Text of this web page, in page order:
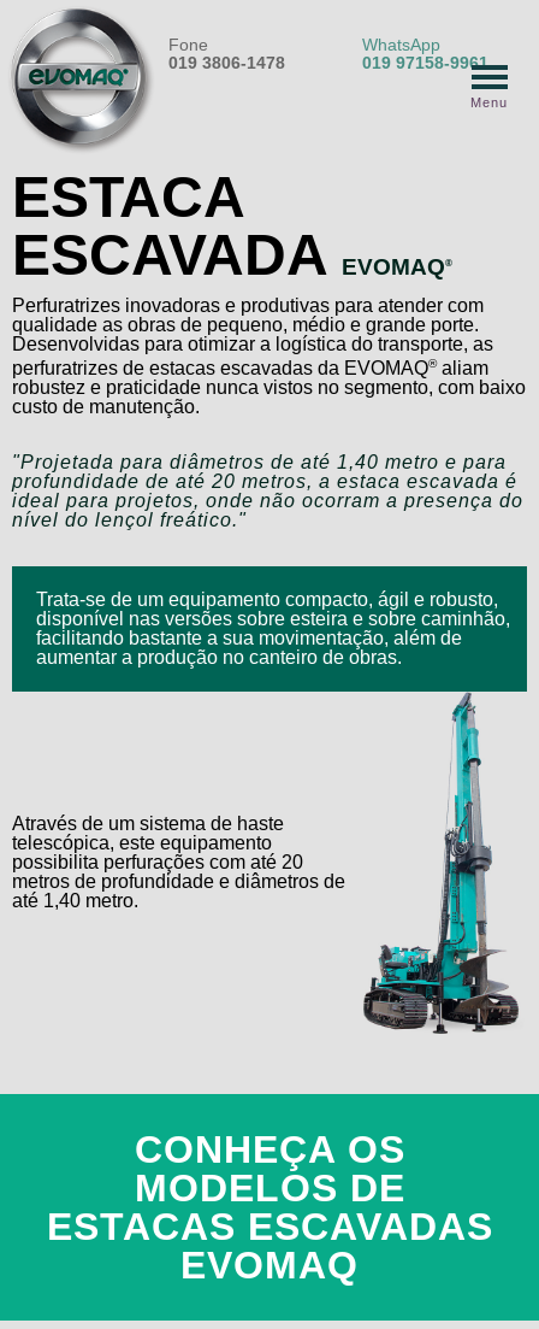
Fone
019 3806-1478
WhatsApp
019 97158-9961
Menu
ESTACA
ESCAVADA
EVOMAQ®
Perfuratrizes inovadoras e produtivas para atender com
qualidade as obras de pequeno, médio e grande porte.
Desenvolvidas para otimizar a logística do transporte, as
perfuratrizes de estacas escavadas da EVOMAQ®aliam
robustez e praticidade nunca vistos no segmento, com baixo
custo de manutenção.
"Projetada para diâmetros de até 1,40 metro e para
profundidade de até 20 metros, a estaca escavada é
ideal para projetos, onde não ocorram a presença do
nível do lençol freático."
Trata-se de um equipamento compacto, ágil e robusto,
disponível nas versões sobre esteira e sobre caminhão,
facilitando bastante a sua movimentação, além de
aumentar a produção no canteiro de obras.
Através de um sistema de haste
telescópica, este equipamento
possibilita perfurações com até 20
metros de profundidade e diâmetros de
até 1,40 metro.
CONHEÇA OS
MODELOS DE
ESTACAS ESCAVADAS
EVOMAQ